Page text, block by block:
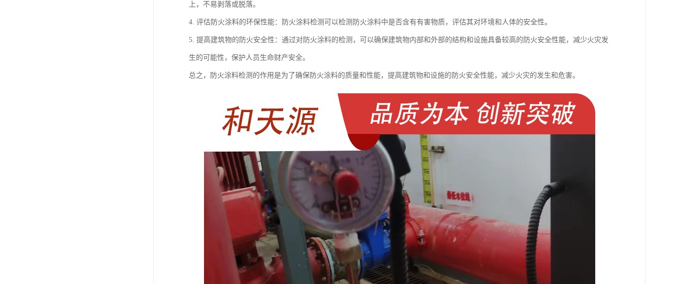
上，不易剥落或脱落。
4. 评估防火涂料的环保性能：防火涂料检测可以检测防火涂料中是否含有有害物质，评估其对环境和人体的安全性。
5. 提高建筑物的防火安全性：通过对防火涂料的检测，可以确保建筑物内部和外部的结构和设施具备较高的防火安全性能，减少火灾发
生的可能性，保护人员生命财产安全。
总之，防火涂料检测的作用是为了确保防火涂料的质量和性能，提高建筑物和设施的防火安全性能，减少火灾的发生和危害。